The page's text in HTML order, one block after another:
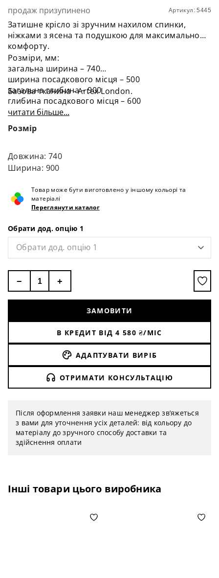
Артикул: 5445
продаж призупинено
Затишне крісло зі зручним нахилом спинки,
ніжками з ясена та подушкою для максимального
комфорту.
Розміри, мм:
загальна ширина – 740
ширина посадкового місця – 500
загальна глибина – 900
глибина посадкового місця – 600
висота посадки – 450
Базова тканина - Artex London.
читати більше...
Розмір
Довжина: 740
Ширина: 900
Товар може бути виготовлено у іншому кольорі та
матеріалі
Переглянути каталог
Обрати дод. опцію 1
Обрати дод. опцію 1
− +
ЗАМОВИТИ
В КРЕДИТ ВІД 4 580 ₴/МІС
АДАПТУВАТИ ВИРІБ
ОТРИМАТИ КОНСУЛЬТАЦІЮ
Після оформлення заявки наш менеджер зв’яжеться
з вами для уточнення усіх деталей: від кольору до
матеріалу до зручного способу доставки та
здійснення оплати
Інші товари цього виробника